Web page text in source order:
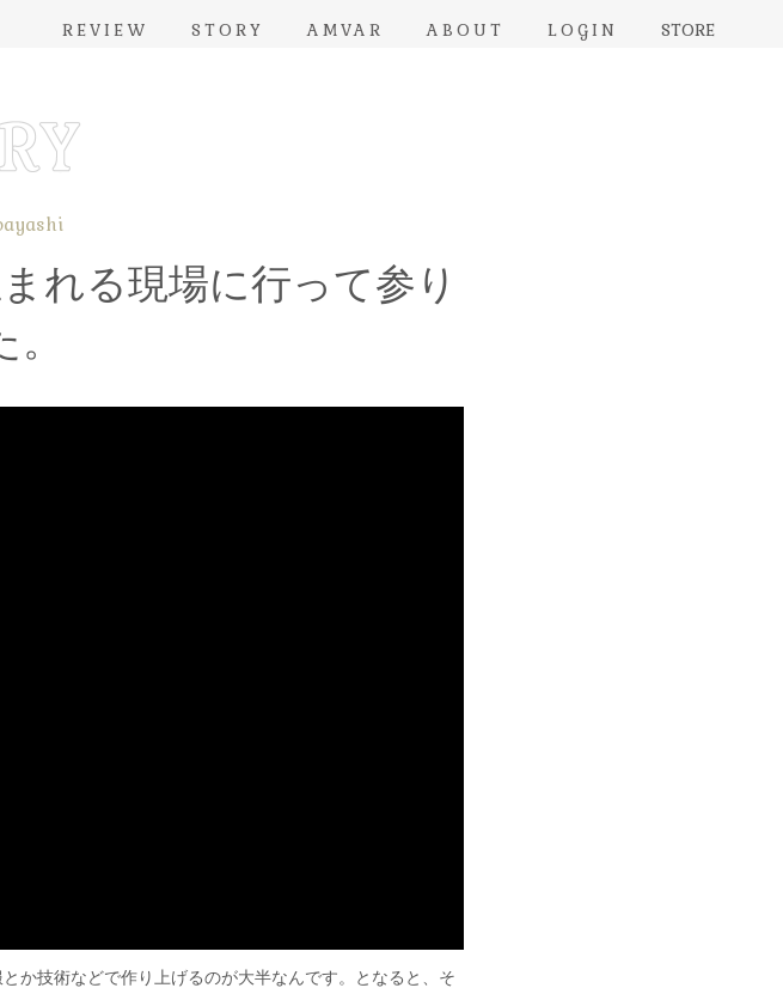
REVIEW STORY AMVAR ABOUT LOGIN STORE
れる現場に行って参り
か技術などで作り上げるのが大半なんです。となると、そ